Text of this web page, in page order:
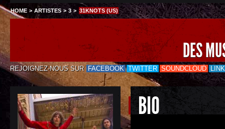
HOME > ARTISTES > 3 > 31KNOTS (US)
DES
REJOIGNEZ-NOUS SUR FACEBOOK TWITTER SOUNDCLOUD
BIO